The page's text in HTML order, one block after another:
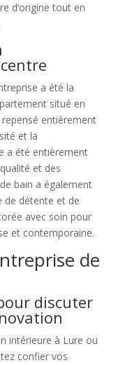
d’origine tout en
a été la
situé en
entièrement
et la
a été entièrement
et des
bain a également
de détente et de
avec soin pour
et contemporaine.
de
discuter
intérieure à Lure ou
confier vos